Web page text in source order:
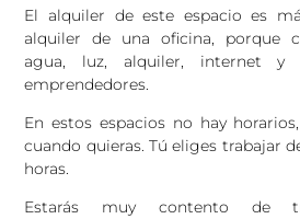
El alquiler de este espacio es
alquiler de una oficina, porque
agua, luz, alquiler, internet y
emprendedores.
En estos espacios no hay
cuando quieras. Tú eliges trabajar
horas.
Estarás muy contento de